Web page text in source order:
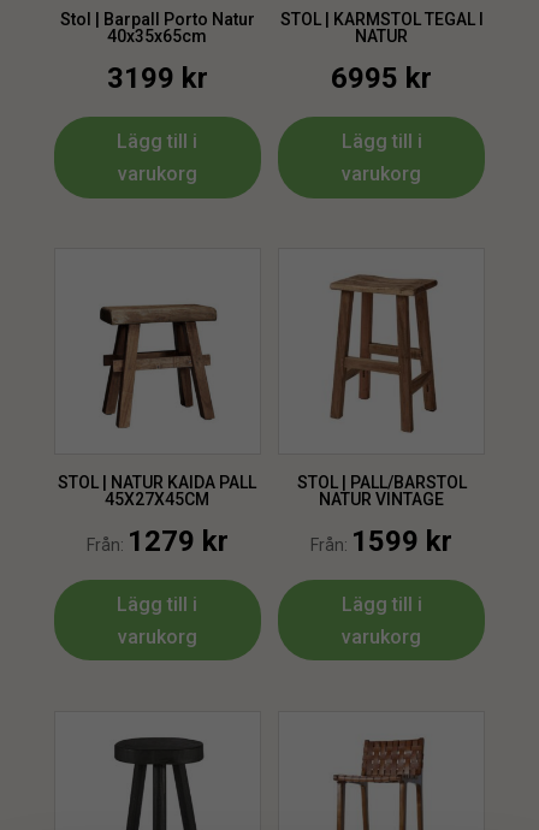
Stol | Barpall Porto Natur
40x35x65cm
3199 kr
Lägg till i
varukorg
STOL | KARMSTOL TEGAL I
NATUR
6995 kr
Lägg till i
varukorg
STOL | NATUR KAIDA PALL
45X27X45CM
Från: 1279 kr
Lägg till i
varukorg
STOL | PALL/BARSTOL
NATUR VINTAGE
Från: 1599 kr
Lägg till i
varukorg